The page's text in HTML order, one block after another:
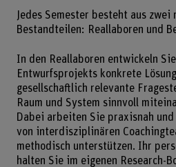
Jedes Semester besteht aus
Bestandteilen: Reallaboren und
In den Reallaboren entwickeln
Entwurfsprojekts konkrete
gesellschaftlich relevante
Raum und System sinnvoll
Dabei arbeiten Sie praxisnah
von interdisziplinären
methodisch unterstützen. Ihr
halten Sie im eigenen Research-